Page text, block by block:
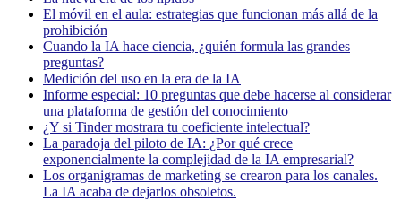
El móvil en el aula: estrategias que funcionan más allá de la
prohibición
Cuando la IA hace ciencia, ¿quién formula las grandes
preguntas?
Medición del uso en la era de la IA
Informe especial: 10 preguntas que debe hacerse al considerar
una plataforma de gestión del conocimiento
¿Y si Tinder mostrara tu coeficiente intelectual?
La paradoja del piloto de IA: ¿Por qué crece
exponencialmente la complejidad de la IA empresarial?
Los organigramas de marketing se crearon para los canales.
La IA acaba de dejarlos obsoletos.